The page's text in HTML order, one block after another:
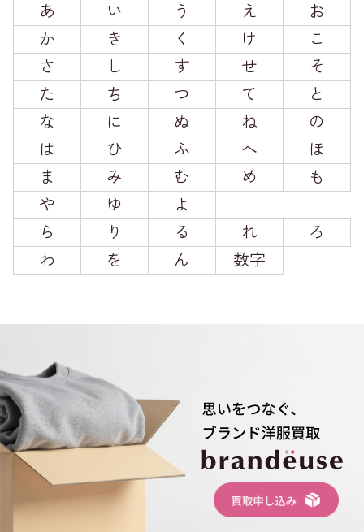
あ い う え
お
か
き く け
こ
さ
し す せ
そ
た
ち つ て
と
な
に ぬ ね
の
は
ひ ふ へ
ほ
ま
み む め
も
や
ゆ
よ
ら
り る れ
ろ
わ
を ん 数字